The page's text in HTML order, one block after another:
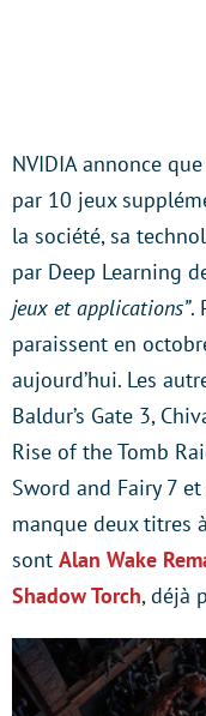
NVIDIA annonce
par 10 jeux
la société, sa
par Deep Learning
jeux et applications”.
paraissent en
aujourd’hui. Les
Baldur’s Gate 3,
Rise of the Tomb
Sword and Fairy 7
manque deux titres
sont Alan Wake
Shadow Torch, déjà